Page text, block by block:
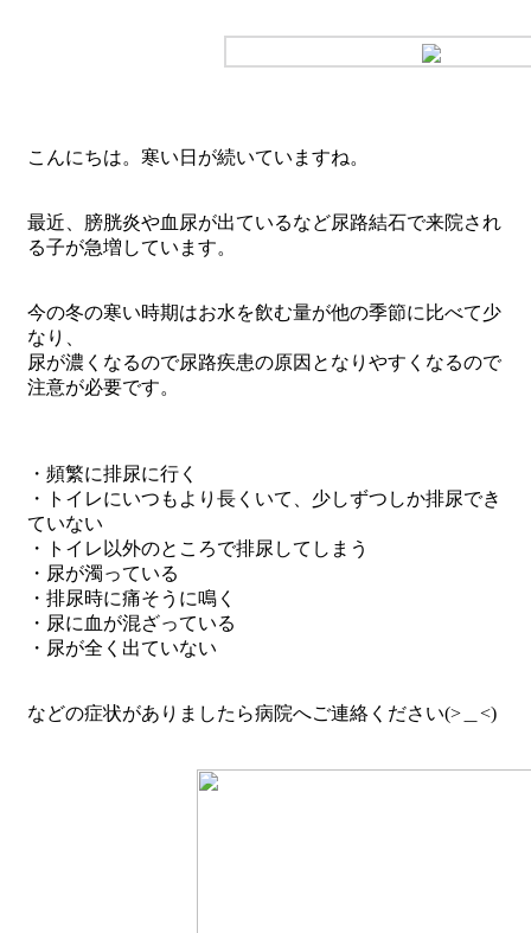
こんにちは。寒い日が続いていますね。
最近、膀胱炎や血尿が出ているなど尿路結石で来院され
る子が急増しています。
今の冬の寒い時期はお水を飲む量が他の季節に比べて少
なり、
尿が濃くなるので尿路疾患の原因となりやすくなるので
注意が必要です。
・頻繁に排尿に行く
・トイレにいつもより長くいて、少しずつしか排尿でき
ていない
・トイレ以外のところで排尿してしまう
・尿が濁っている
・排尿時に痛そうに鳴く
・尿に血が混ざっている
・尿が全く出ていない
などの症状がありましたら病院へご連絡ください(>＿<)